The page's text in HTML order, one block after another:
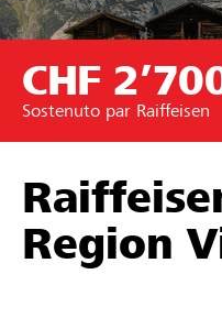
Sostenere
Aiuto &
Partner /
Trova progetti e
CHF
Sostenuto par Raiffeisen
Region